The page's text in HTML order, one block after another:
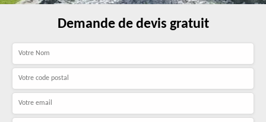
Demande de devis gratuit